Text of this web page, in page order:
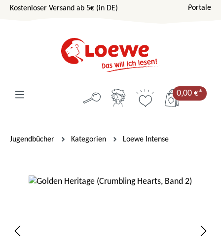
Zum Hauptinhalt springen
Kostenloser Versand ab 5€ (in DE) Portale
0,00 €*
Jugendbücher Kategorien Loewe Intense
Bildergalerie überspringen